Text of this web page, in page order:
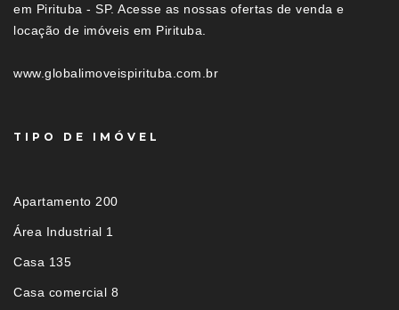
em Pirituba - SP. Acesse as nossas ofertas de venda e
locação de imóveis em Pirituba.
www.globalimoveispirituba.com.br
TIPO DE IMÓVEL
Apartamento 200
Área Industrial 1
Casa 135
Casa comercial 8